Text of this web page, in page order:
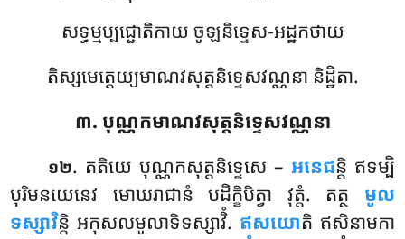
សទ្ធម្មប្បជ្ជោតិកាយ ចូឡនិទ្ទេស-អដ្ឋកថាយ
តិស្សមេត្តេយ្យមាណវសុត្តនិទ្ទេសវណ្ណនា និដ្ឋិតា.
៣. បុណ្ណកមាណវសុត្តនិទ្ទេសវណ្ណនា
១២. តតិយេបុណ្ណកសុត្តនិទ្ទេសេ – អនេជន្តិ ឥទម្បិ
បុរិមនយេនេវ មោឃរាជានំ បដិក្ខិបិត្វា វុត្តំ. តត្ថ មូល
ទស្សាវិន្តិ អកុសលមូលាទិទស្សាវិំ. ឥសយោតិ ឥសិនាមកា